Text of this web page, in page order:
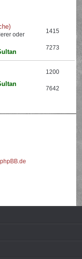
oder
1415
7273
1200
7642
phpBB.de